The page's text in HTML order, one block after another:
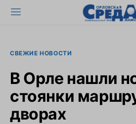
СВЕЖИЕ НОВОСТИ
В Орле нашли
стоянки
дворах